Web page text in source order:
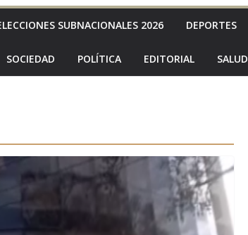
SUBNACIONALES 2026 DEPORTES
SOCIEDAD POLÍTICA EDITORIAL SALUD